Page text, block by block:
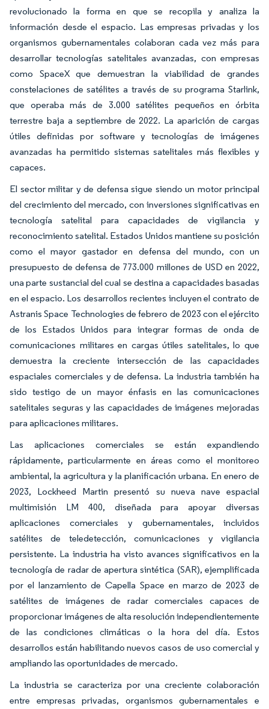
revolucionado la forma en que se recopila y analiza la
información desde el espacio. Las empresas privadas y los
organismos gubernamentales colaboran cada vez más para
desarrollar tecnologías satelitales avanzadas, con empresas
como SpaceX que demuestran la viabilidad de grandes
constelaciones de satélites a través de su programa Starlink,
que operaba más de 3.000 satélites pequeños en órbita
terrestre baja a septiembre de 2022. La aparición de cargas
útiles definidas por software y tecnologías de imágenes
avanzadas ha permitido sistemas satelitales más flexibles y
capaces.
El sector militar y de defensa sigue siendo un motor principal
del crecimiento del mercado, con inversiones significativas en
tecnología satelital para capacidades de vigilancia y
reconocimiento satelital. Estados Unidos mantiene su posición
como el mayor gastador en defensa del mundo, con un
presupuesto de defensa de 773.000 millones de USD en 2022,
una parte sustancial del cual se destina a capacidades basadas
en el espacio. Los desarrollos recientes incluyen el contrato de
Astranis Space Technologies de febrero de 2023 con el ejército
de los Estados Unidos para integrar formas de onda de
comunicaciones militares en cargas útiles satelitales, lo que
demuestra la creciente intersección de las capacidades
espaciales comerciales y de defensa. La industria también ha
sido testigo de un mayor énfasis en las comunicaciones
satelitales seguras y las capacidades de imágenes mejoradas
para aplicaciones militares.
Las aplicaciones comerciales se están expandiendo
rápidamente, particularmente en áreas como el monitoreo
ambiental, la agricultura y la planificación urbana. En enero de
2023, Lockheed Martin presentó su nueva nave espacial
multimisión LM 400, diseñada para apoyar diversas
aplicaciones comerciales y gubernamentales, incluidos
satélites de teledetección, comunicaciones y vigilancia
persistente. La industria ha visto avances significativos en la
tecnología de radar de apertura sintética (SAR), ejemplificada
por el lanzamiento de Capella Space en marzo de 2023 de
satélites de imágenes de radar comerciales capaces de
proporcionar imágenes de alta resolución independientemente
de las condiciones climáticas o la hora del día. Estos
desarrollos están habilitando nuevos casos de uso comercial y
ampliando las oportunidades de mercado.
La industria se caracteriza por una creciente colaboración
entre empresas privadas, organismos gubernamentales e